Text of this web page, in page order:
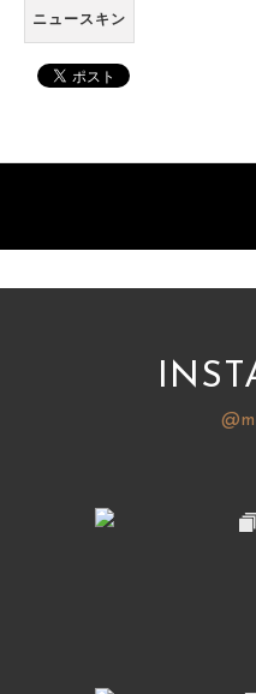
ニュースキン